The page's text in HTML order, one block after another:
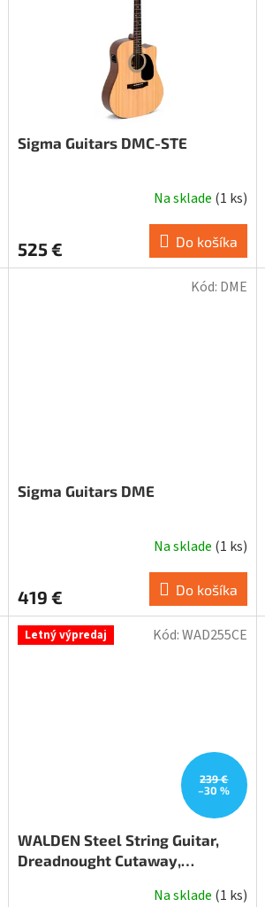
Sigma Guitars DMC-STE
Na sklade (1 ks)
525 € Do košíka
Sigma Guitars DME
Na sklade (1 ks)
419 € Do košíka
Kód: DME
Letný výpredaj
239 €
–30 %
WALDEN Steel String Guitar,
Dreadnought Cutaway,
Na sklade (1 ks)
Kód:WAD255CE